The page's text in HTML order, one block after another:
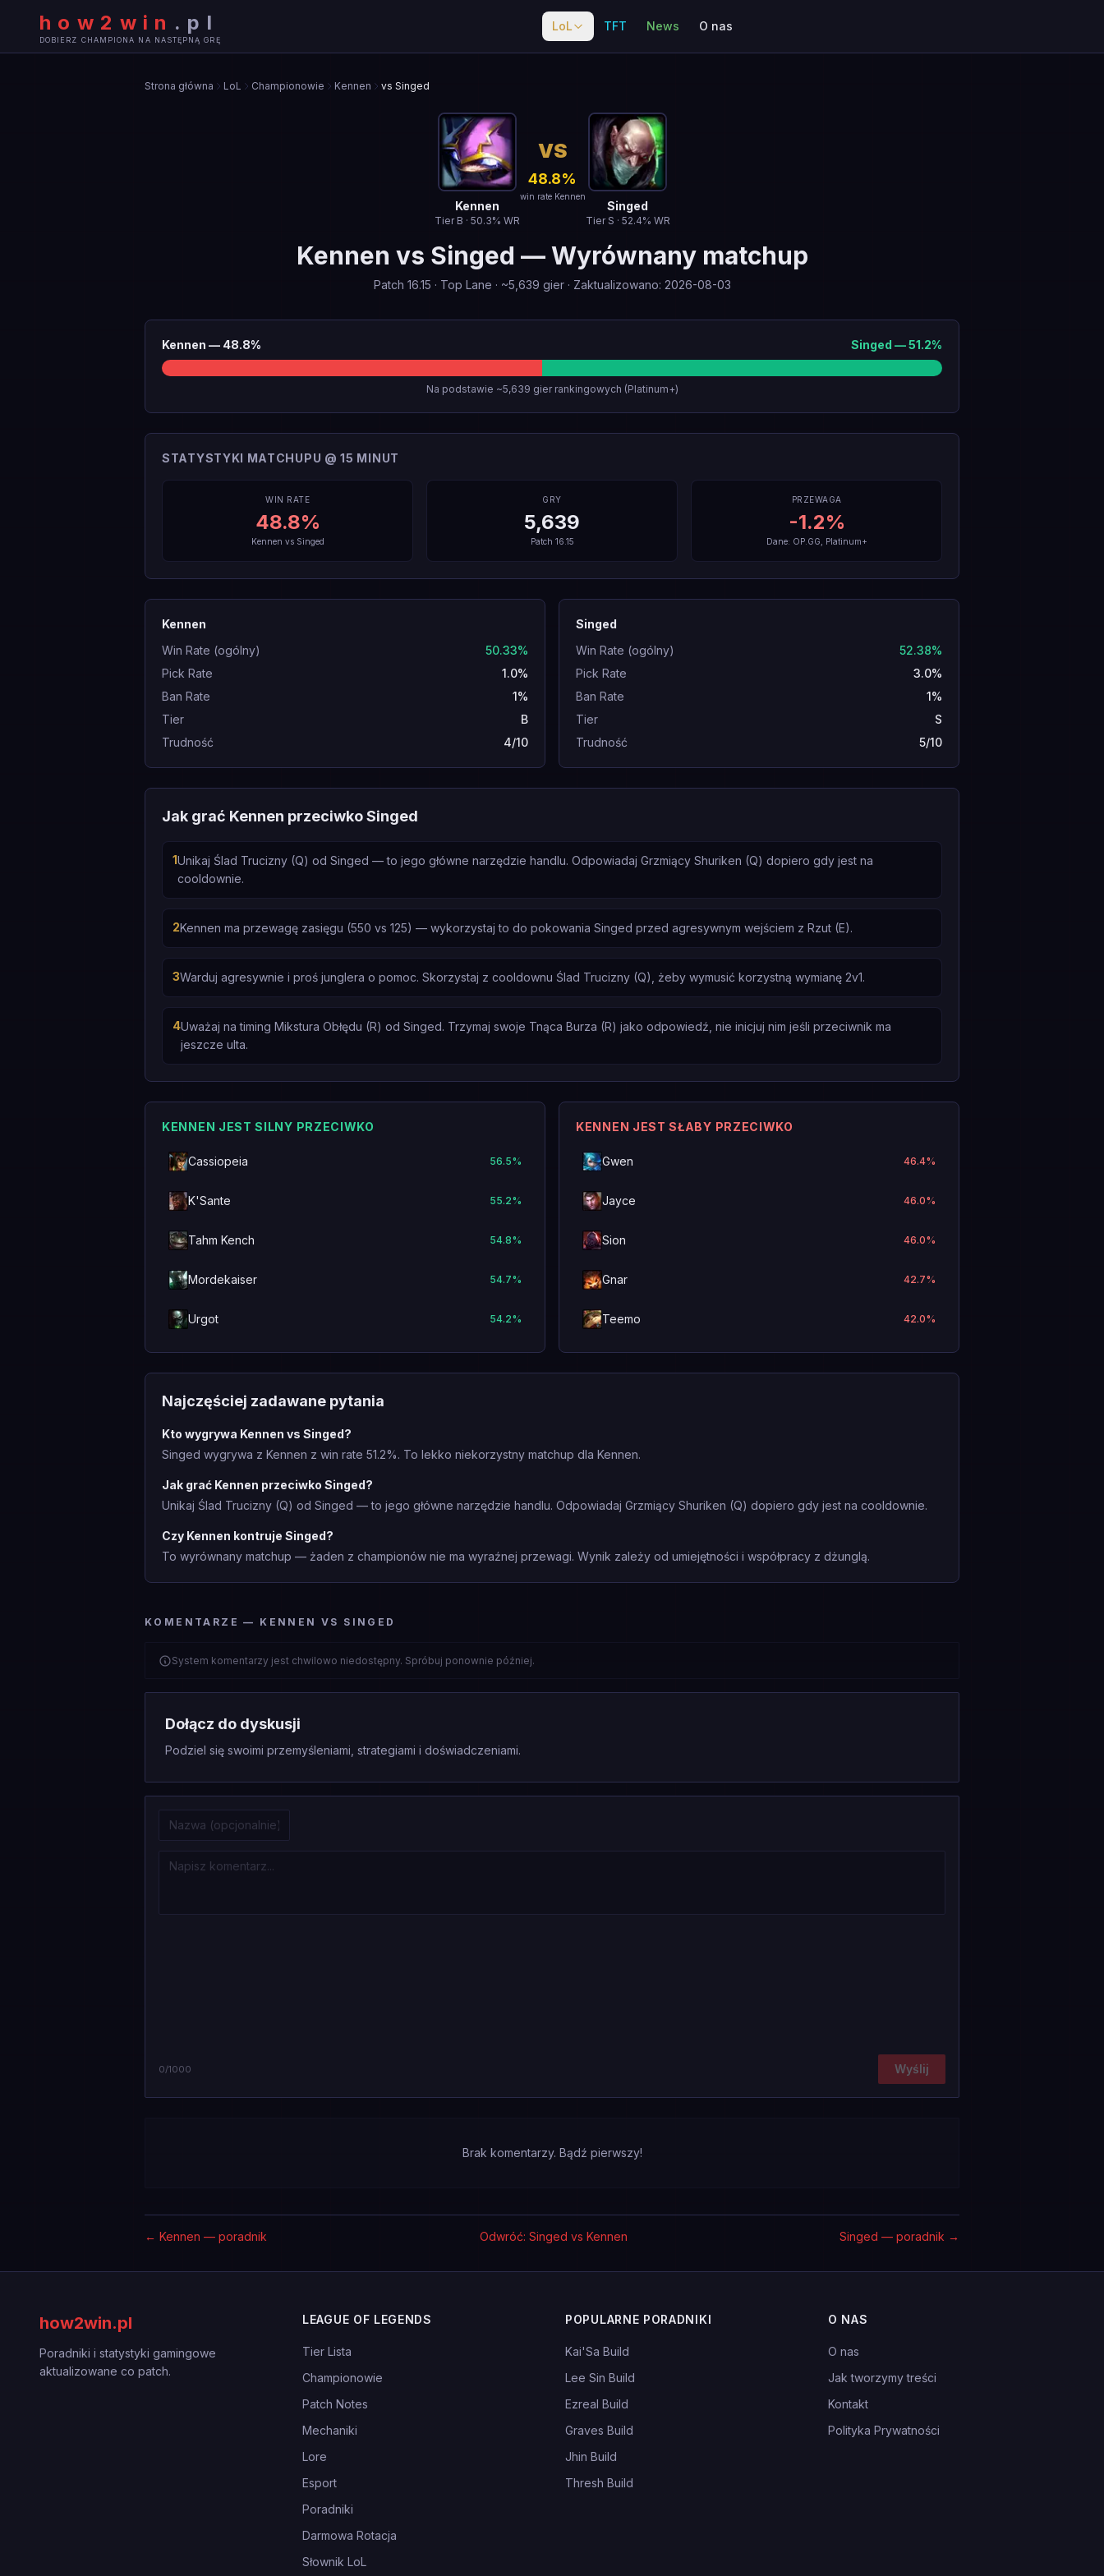
how2win . pl
DOBIERZ CHAMPIONA NA NASTĘPNĄ GRĘ
LoL TFT News O nas
Strona główna LoL Championowie Kennen vs Singed
Kennen
Tier B · 50.3% WR
VS
48.8%
win rate Kennen
Singed
Tier S · 52.4% WR
Kennen vs Singed —Wyrównany matchup
Patch 16.15 · Top Lane · ~5,639 gier· Zaktualizowano: 2026-08-03
Kennen — 48.8% Singed —51.2%
Na podstawie ~5,639 gier rankingowych (Platinum+)
STATYSTYKI MATCHUPU @ 15 MINUT
WIN RATE
48.8%
Kennen vs Singed
GRY
5,639
Patch 16.15
PRZEWAGA
-1.2%
Dane: OP.GG, Platinum+
Kennen
Win Rate (ogólny)
50.33%
Pick Rate
1.0%
Ban Rate
1%
Tier
B
Trudność
4/10
Singed
Win Rate (ogólny)
52.38%
Pick Rate
3.0%
Ban Rate
1%
Tier
S
Trudność
5/10
Jak grać Kennen przeciwko Singed
1Unikaj Ślad Trucizny (Q) od Singed — to jego główne narzędzie handlu. Odpowiadaj Grzmiący Shuriken (Q) dopiero gdy jest na
cooldownie.
2Kennen ma przewagę zasięgu (550 vs 125) — wykorzystaj to do pokowania Singed przed agresywnym wejściem z Rzut (E).
3Warduj agresywnie i proś junglera o pomoc. Skorzystaj z cooldownu Ślad Trucizny (Q), żeby wymusić korzystną wymianę 2v1.
4Uważaj na timing Mikstura Obłędu (R) od Singed. Trzymaj swoje Tnąca Burza (R) jako odpowiedź, nie inicjuj nim jeśli przeciwnik ma
jeszcze ulta.
KENNEN JEST SILNY PRZECIWKO
Cassiopeia 56.5%
K'Sante 55.2%
Tahm Kench 54.8%
Mordekaiser 54.7%
Urgot 54.2%
KENNEN JEST SŁABY PRZECIWKO
Gwen 46.4%
Jayce 46.0%
Sion 46.0%
Gnar 42.7%
Teemo 42.0%
Najczęściej zadawane pytania
Kto wygrywa Kennen vs Singed?
Singed wygrywa z Kennen z win rate 51.2%. To lekko niekorzystny matchup dla Kennen.
Jak grać Kennen przeciwko Singed?
Unikaj Ślad Trucizny (Q) od Singed — to jego główne narzędzie handlu. Odpowiadaj Grzmiący Shuriken (Q) dopiero gdy jest na cooldownie.
Czy Kennen kontruje Singed?
To wyrównany matchup — żaden z championów nie ma wyraźnej przewagi. Wynik zależy od umiejętności i współpracy z dżunglą.
KOMENTARZE — KENNEN VS SINGED
System komentarzy jest chwilowo niedostępny. Spróbuj ponownie później.
Dołącz do dyskusji
Podziel się swoimi przemyśleniami, strategiami i doświadczeniami.
0/1000 Wyślij
Brak komentarzy. Bądź pierwszy!
← Kennen — poradnik Odwróć: Singed vs Kennen Singed — poradnik →
how2win.pl
Poradniki i statystyki gamingowe
aktualizowane co patch.
LEAGUE OF LEGENDS
Tier Lista
Championowie
Patch Notes
Mechaniki
Lore
Esport
Poradniki
Darmowa Rotacja
Słownik LoL
POPULARNE PORADNIKI
Kai'Sa Build
Lee Sin Build
Ezreal Build
Graves Build
Jhin Build
Thresh Build
O NAS
O nas
Jak tworzymy treści
Kontakt
Polityka Prywatności